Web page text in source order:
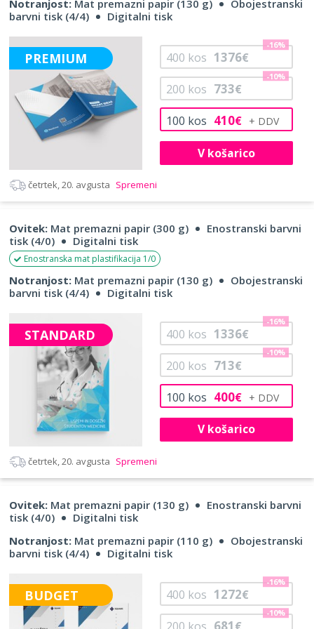
Notranjost: Mat premazni papir (130 g)
Obojestranski
barvni tisk (4/4)
Digitalni tisk
PREMIUM
100 kos 410€
200 kos 733€
-10%
400 kos 1376€
-16%
V košarico
četrtek, 20. avgusta Spremeni
Ovitek: Mat premazni papir (300 g)
Enostranski barvni
tisk (4/0)
Digitalni tisk
Enostranska mat plastifikacija 1/0
Notranjost: Mat premazni papir (130 g)
Obojestranski
barvni tisk (4/4)
Digitalni tisk
STANDARD
100 kos 400€
200 kos 713€
-10%
400 kos 1336€
-16%
V košarico
četrtek, 20. avgusta Spremeni
Ovitek: Mat premazni papir (130 g)
Enostranski barvni
tisk (4/0)
Digitalni tisk
Notranjost: Mat premazni papir (110 g)
Obojestranski
barvni tisk (4/4)
Digitalni tisk
BUDGET
-10%
400 kos 1272€
-16%